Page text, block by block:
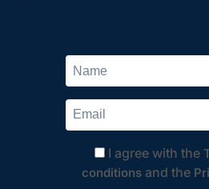
I agree with the
conditions and the